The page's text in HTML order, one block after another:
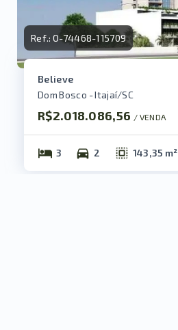
Ref.:O-74468-115709
Believe
Dom Bosco - Itajaí/SC
R$2.018.086,56 / VENDA
3 2 143,35 m²